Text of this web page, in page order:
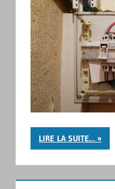
LIRE LA SUITE…